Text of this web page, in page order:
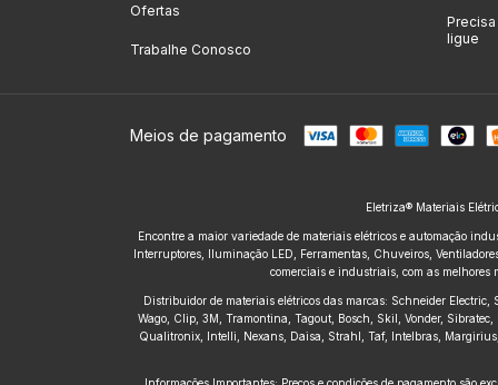
Ofertas
Trabalhe Conosco
ligue
Meios de pagamento
Eletriza® Materiais
Encontre a maior variedade de materiais elétricos e automação
Interruptores, Iluminação LED, Ferramentas, Chuveiros,
comerciais e industriais, com as melhores
Distribuidor de materiais elétricos das marcas: Schneider
Wago, Clip, 3M, Tramontina, Tagout, Bosch, Skil, Vonder,
Qualitronix, Intelli, Nexans, Daisa, Strahl, Taf, Intelbras,
Informações Importantes: Preços e condições de pagamento são